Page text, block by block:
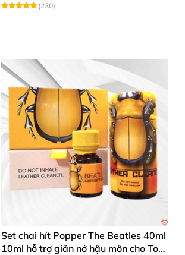
(230)
Set chai hít Popper The Beatles 40ml
10ml hỗ trợ giãn nở hậu môn cho Top